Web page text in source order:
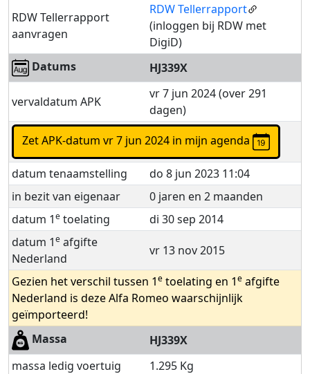
RDW Tellerrapport
aanvragen
RDW Tellerrapport
(inloggen bij RDW met
DigiD)
Datums
HJ339X
vervaldatum APK
vr 7 jun 2024 (over 291
dagen)
Zet APK-datum vr 7 jun 2024 in mijn agenda
datum tenaamstelling
do 8 jun 2023 11:04
in bezit van eigenaar
0 jaren en 2 maanden
datum 1e toelating
di 30 sep 2014
datum 1e afgifte
Nederland
vr 13 nov 2015
Gezien het verschil tussen 1e toelating en 1e afgifte
Nederland is deze Alfa Romeo waarschijnlijk
geïmporteerd!
Massa
HJ339X
massa ledig voertuig
1.295 Kg